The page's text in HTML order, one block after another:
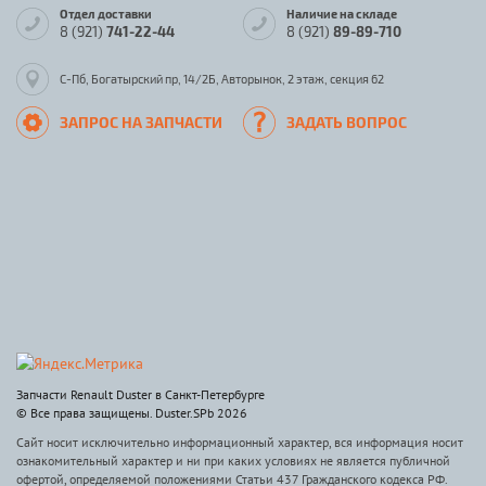
Отдел доставки
8 (921) 741-22-44
Наличие на складе
8 (921) 89-89-710
С-Пб, Богатырский пр, 14/2Б, Авторынок, 2 этаж, секция 62
ЗАПРОС НА ЗАПЧАСТИ ЗАДАТЬ ВОПРОС
Запчасти Renault Duster в Санкт-Петербурге
© Все права защищены. Duster.SPb 2026
Сайт носит исключительно информационный характер, вся информация носит
ознакомительный характер и ни при каких условиях не является публичной
офертой, определяемой положениями Статьи 437 Гражданского кодекса РФ.